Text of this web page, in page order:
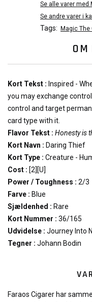
Se alle varer med
Se andre varer i
Tags: Magic The
Kort Tekst : Inspired -
you may exchange
control and target
card type with it.
Flavor Tekst : Honesty is
Kort Navn : Daring Thief
Kort Type : Creature -
Cost : [2][U]
Power / Toughness : 2/3
Farve : Blue
Sjældenhed : Rare
Kort Nummer : 36/165
Udvidelse : Journey Into
Tegner : Johann Bodin
Faraos Cigarer har